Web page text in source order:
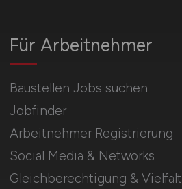
Für Arbeitnehmer
Baustellen Jobs suchen
Jobfinder
Arbeitnehmer Registrierung
Social Media & Networks
Gleichberechtigung & Vielfalt